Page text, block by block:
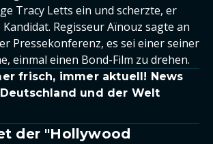
Tracy Letts ein und scherzte, er
Regisseur Aïnouz sagte an
Pressekonferenz, es sei einer seiner
einmal einen Bond-Film zu drehen.
frisch, immer aktuell! News
und der Welt
der "Hollywood